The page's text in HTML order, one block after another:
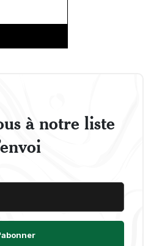
à notre liste